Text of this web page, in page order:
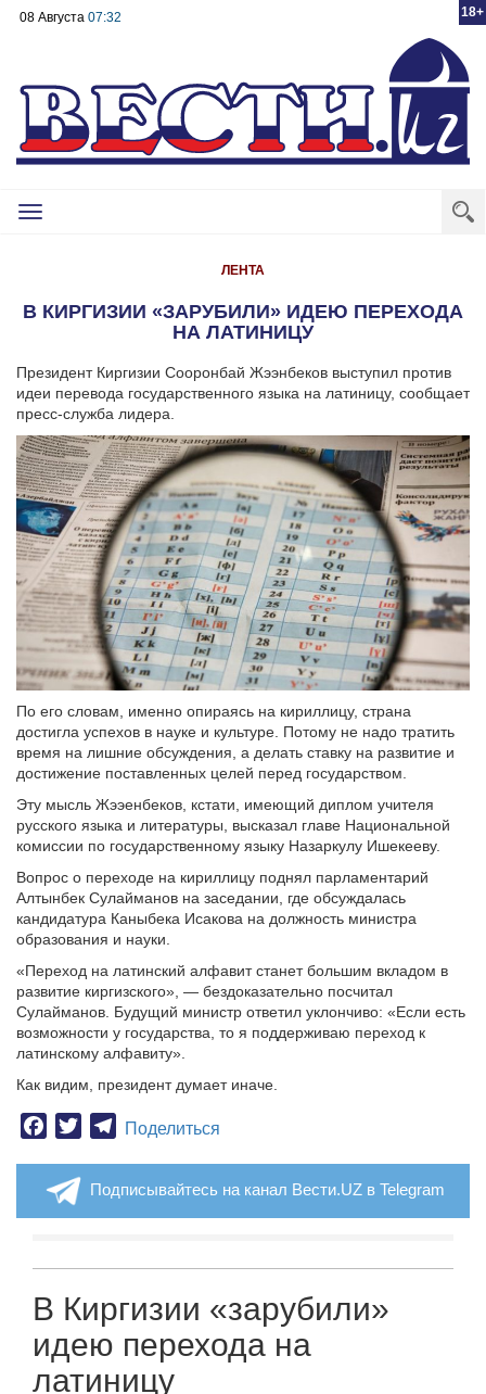
18+
08 Августа 07:32
Toggle
ЛЕНТА
В КИРГИЗИИ «ЗАРУБИЛИ» ИДЕЮ ПЕРЕХОДА
НА ЛАТИНИЦУ
Президент Киргизии Сооронбай Жээнбеков выступил против
идеи перевода государственного языка на латиницу, сообщает
пресс-служба лидера.
По его словам, именно опираясь на кириллицу, страна
достигла успехов в науке и культуре. Потому не надо тратить
время на лишние обсуждения, а делать ставку на развитие и
достижение поставленных целей перед государством.
Эту мысль Жээенбеков, кстати, имеющий диплом учителя
русского языка и литературы, высказал главе Национальной
комиссии по государственному языку Назаркулу Ишекееву.
Вопрос о переходе на кириллицу поднял парламентарий
Алтынбек Сулайманов на заседании, где обсуждалась
кандидатура Каныбека Исакова на должность министра
образования и науки.
«Переход на латинский алфавит станет большим вкладом в
развитие киргизского», — бездоказательно посчитал
Сулайманов. Будущий министр ответил уклончиво: «Если есть
возможности у государства, то я поддерживаю переход к
латинскому алфавиту».
Как видим, президент думает иначе.
Facebook
TwitterTelegram
Поделиться
Подписывайтесь на канал Вести.UZ в Telegram
В Киргизии «зарубили»
идею перехода на
латиницу